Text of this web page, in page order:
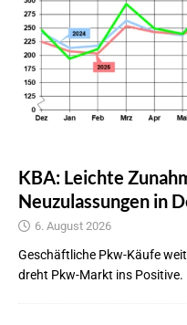
KBA: Leichte
Neuzulassungen in
6. August 2026
Geschäftliche Pkw-Käufe
dreht Pkw-Markt ins Positive.